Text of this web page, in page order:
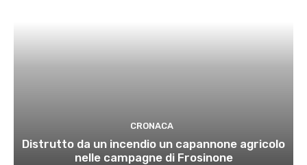
CRONACA
Distrutto da un incendio un capannone agricolo
nelle campagne di Frosinone